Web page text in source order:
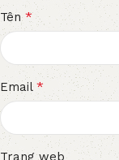
Tên*
Email *
Trang web